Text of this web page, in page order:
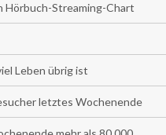
Hörbuch-Streaming-Chart
Leben übrig ist
letztes Wochenende